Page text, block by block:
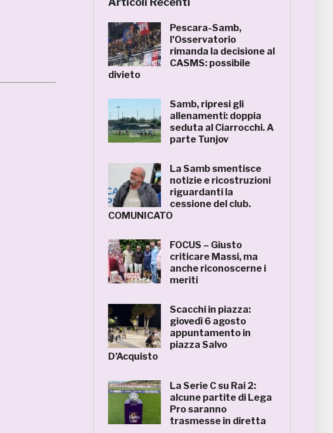
Pescara-Samb,
l’Osservatorio
rimanda la decisione al
CASMS: possibile
divieto
Samb, ripresi gli
allenamenti: doppia
seduta al Ciarrocchi. A
parte Tunjov
La Samb smentisce
notizie e ricostruzioni
riguardanti la
cessione del club.
COMUNICATO
FOCUS – Giusto
criticare Massi, ma
anche riconoscerne i
meriti
Scacchi in piazza:
giovedì 6 agosto
appuntamento in
piazza Salvo
D’Acquisto
La Serie C su Rai 2:
alcune partite di Lega
Pro saranno
trasmesse in diretta